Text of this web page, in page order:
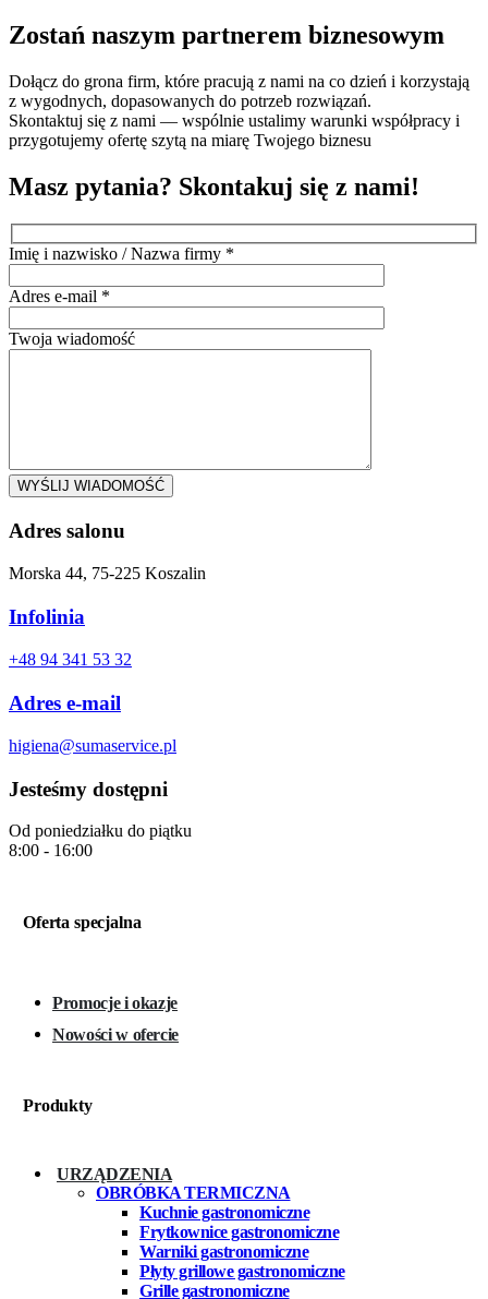
Zostań naszym partnerem biznesowym
Dołącz do grona firm, które pracują z nami na co dzień i korzystają
z wygodnych, dopasowanych do potrzeb rozwiązań.
Skontaktuj się z nami — wspólnie ustalimy warunki współpracy i
przygotujemy ofertę szytą na miarę Twojego biznesu
Masz pytania? Skontakuj się z nami!
Imię i nazwisko / Nazwa firmy *
Adres e-mail *
Twoja wiadomość
Adres salonu
Morska 44, 75-225 Koszalin
Infolinia
+48 94 341 53 32
Adres e-mail
higiena@sumaservice.pl
Jesteśmy dostępni
Od poniedziałku do piątku
8:00 - 16:00
Oferta specjalna
Promocje i okazje
Nowości w ofercie
Produkty
URZĄDZENIA
OBRÓBKA TERMICZNA
Kuchnie gastronomiczne
Frytkownice gastronomiczne
Warniki gastronomiczne
Płyty grillowe gastronomiczne
Grille gastronomiczne